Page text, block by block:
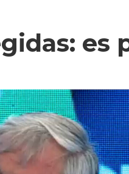
es